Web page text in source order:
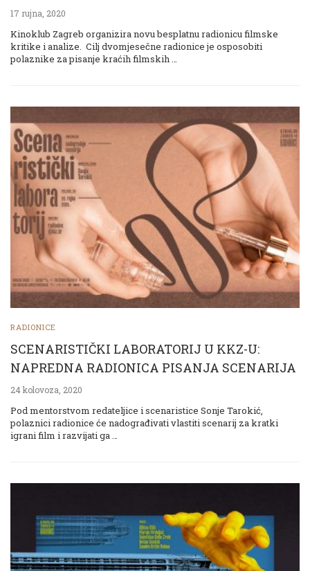
17 rujna, 2020
Kinoklub Zagreb organizira novu besplatnu radionicu filmske
kritike i analize. Cilj dvomjesečne radionice je osposobiti
polaznike za pisanje kraćih filmskih …
RADIONICE
SCENARISTIČKI LABORATORIJ U KKZ-U:
NAPREDNA RADIONICA PISANJA SCENARIJA
24 kolovoza, 2020
Pod mentorstvom redateljice i scenaristice Sonje Tarokić,
polaznici radionice će nadograđivati vlastiti scenarij za kratki
igrani film i razvijati ga …